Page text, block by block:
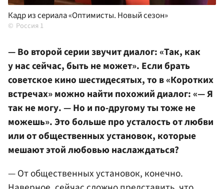
Кадр из сериала «Оптимисты. Новый сезон»
Россия 1
— Во второй серии звучит диалог: «Так, как
у нас сейчас, быть не может». Если брать
советское кино шестидесятых, то в «Коротких
встречах» можно найти похожий диалог: «— Я
так не могу. — Но и по-другому ты тоже не
можешь». Это больше про усталость от любви
или от общественных установок, которые
мешают этой любовью наслаждаться?
— От общественных установок, конечно.